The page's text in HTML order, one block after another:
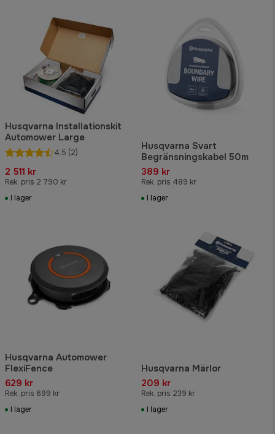
Husqvarna Installationskit
Automower Large
4.5 (2)
2 511 kr
Rek. pris 2 790 kr
I lager
Husqvarna Svart
Begränsningskabel 50m
389 kr
Rek. pris 489 kr
I lager
Husqvarna Automower
FlexiFence
629 kr
Rek. pris 699 kr
I lager
Husqvarna Märlor
209 kr
Rek. pris 239 kr
I lager